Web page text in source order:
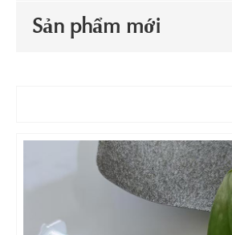
Sản phẩm mới